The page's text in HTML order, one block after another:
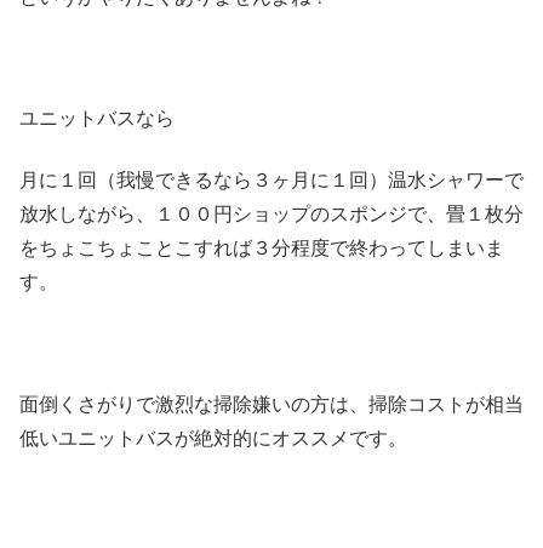
ユニットバスなら
月に１回（我慢できるなら３ヶ月に１回）温水シャワーで
放水しながら、１００円ショップのスポンジで、畳１枚分
をちょこちょことこすれば３分程度で終わってしまいま
す。
面倒くさがりで激烈な掃除嫌いの方は、掃除コストが相当
低いユニットバスが絶対的にオススメです。